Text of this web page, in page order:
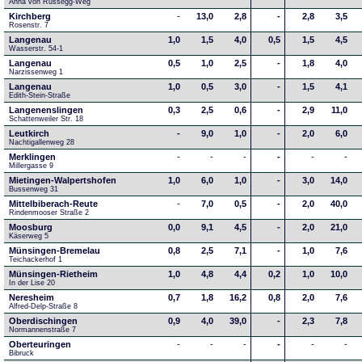
Anna von Russegg-Weg
Kirchberg
Rosenstr. 7
- 13,0 2,8 - 2,8 3,5
Langenau
Wasserstr. 54-1
1,0 1,5 4,0 0,5 1,5 4,5
Langenau
Narzissenweg 1
0,5 1,0 2,5 - 1,8 4,0
Langenau
Edith-Stein-Straße
1,0 0,5 3,0 - 1,5 4,1
Langenenslingen
Schattenweiler Str. 18
0,3 2,5 0,6 - 2,9 11,0
Leutkirch
Nachtigallenweg 28
- 9,0 1,0 - 2,0 6,0
Merklingen
Millergasse 9
- - - - - -
Mietingen-Walpertshofen
Bussenweg 31
1,0 6,0 1,0 - 3,0 14,0
Mittelbiberach-Reute
Rindenmooser Straße 2
- 7,0 0,5 - 2,0 40,0
Moosburg
Käserweg 5
0,0 9,1 4,5 - 2,0 21,0
Münsingen-Bremelau
Teichackerhof 1
0,8 2,5 7,1 - 1,0 7,6
Münsingen-Rietheim
In der Lise 20
1,0 4,8 4,4 0,2 1,0 10,0
Neresheim
Alfred-Delp-Straße 8
0,7 1,8 16,2 0,8 2,0 7,6
Oberdischingen
Normannenstraße 7
0,9 4,0 39,0 - 2,3 7,8
Oberteuringen
Bibruck
- - - - - -